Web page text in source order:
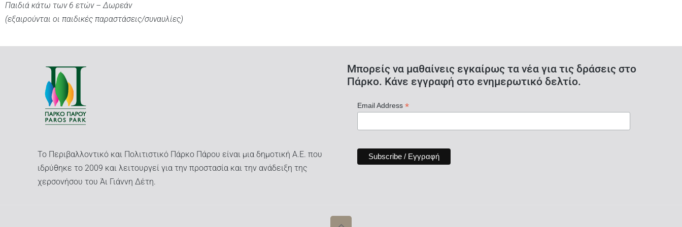
Παιδιά κάτω των 6 ετών – Δωρεάν
(εξαιρούνται οι παιδικές παραστάσεις/συναυλίες)
Το Περιβαλλοντικό και Πολιτιστικό Πάρκο Πάρου είναι μια δημοτική Α.Ε. που
ιδρύθηκε το 2009 και λειτουργεί για την προστασία και την ανάδειξη της
χερσονήσου του Άι Γιάννη Δέτη.
Μπορείς να μαθαίνεις εγκαίρως τα νέα για τις δράσεις στο
Πάρκο. Κάνε εγγραφή στο ενημερωτικό δελτίο.
Email Address *